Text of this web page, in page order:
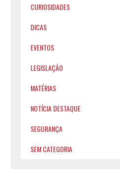
CURIOSIDADES
DICAS
EVENTOS
LEGISLAÇÃO
MATÉRIAS
NOTÍCIA DESTAQUE
SEGURANÇA
SEM CATEGORIA